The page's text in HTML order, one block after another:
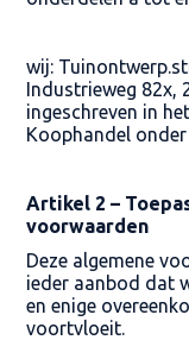
wij:
Industrieweg 82x,
ingeschreven in
Koophandel
Artikel 2 –
voorwaarden
Deze algemene
ieder aanbod dat
en enige
voortvloeit.